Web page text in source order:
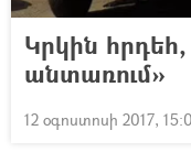
Կրկին
անտառում»
12 օգոստոսի 2017,